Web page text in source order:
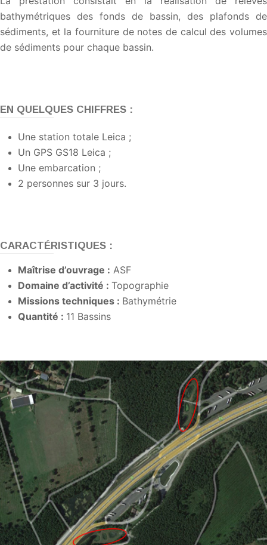
bathymétriques des fonds de bassin, des plafonds de
sédiments, et la fourniture de notes de calcul des volumes
de sédiments pour chaque bassin.
EN QUELQUES CHIFFRES :
Une station totale Leica ;
Un GPS GS18 Leica ;
Une embarcation ;
2 personnes sur 3 jours.
CARACTÉRISTIQUES :
Maîtrise d’ouvrage : ASF
Domaine d’activité : Topographie
Missions techniques : Bathymétrie
Quantité : 11 Bassins